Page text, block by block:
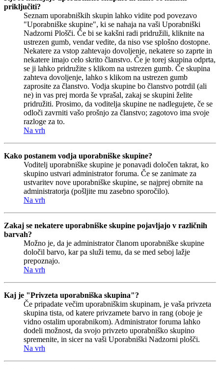
priključiti?
Seznam uporabniških skupin lahko vidite pod povezavo
"Uporabniške skupine", ki se nahaja na vaši Uporabniški
Nadzorni Plošči. Če bi se kakšni radi pridružili, kliknite na
ustrezen gumb, vendar vedite, da niso vse splošno dostopne.
Nekatere za vstop zahtevajo dovoljenje, nekatere so zaprte in
nekatere imajo celo skrito članstvo. Če je torej skupina odprta,
se ji lahko pridružite s klikom na ustrezen gumb. Če skupina
zahteva dovoljenje, lahko s klikom na ustrezen gumb
zaprosite za članstvo. Vodja skupine bo članstvo potrdil (ali
ne) in vas prej morda še vprašal, zakaj se skupini želite
pridružiti. Prosimo, da voditelja skupine ne nadlegujete, če se
odloči zavrniti vašo prošnjo za članstvo; zagotovo ima svoje
razloge za to.
Na vrh
Kako postanem vodja uporabniške skupine?
Voditelj uporabniške skupine je ponavadi določen takrat, ko
skupino ustvari administrator foruma. Če se zanimate za
ustvaritev nove uporabniške skupine, se najprej obrnite na
administratorja (pošljite mu zasebno sporočilo).
Na vrh
Zakaj se nekatere uporabniške skupine pojavljajo v različnih
barvah?
Možno je, da je administrator članom uporabniške skupine
določil barvo, kar pa služi temu, da se med seboj lažje
prepoznajo.
Na vrh
Kaj je "Privzeta uporabniška skupina"?
Če pripadate večim uporabniškim skupinam, je vaša privzeta
skupina tista, od katere privzamete barvo in rang (oboje je
vidno ostalim uporabnikom). Administrator foruma lahko
dodeli možnost, da svojo privzeto uporabniško skupino
spremenite, in sicer na vaši Uporabniški Nadzorni plošči.
Na vrh